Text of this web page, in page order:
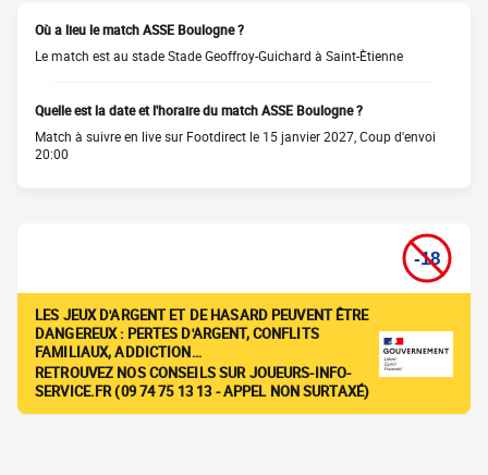
Où a lieu le match ASSE Boulogne ?
Le match est au stade Stade Geoffroy-Guichard à Saint-Ètienne
Quelle est la date et l'horaire du match ASSE Boulogne ?
Match à suivre en live sur Footdirect le 15 janvier 2027, Coup d'envoi
20:00
LES JEUX D'ARGENT ET DE HASARD PEUVENT ÊTRE
DANGEREUX : PERTES D'ARGENT, CONFLITS
FAMILIAUX, ADDICTION…
RETROUVEZ NOS CONSEILS SUR JOUEURS-INFO-
SERVICE.FR (09 74 75 13 13 - APPEL NON SURTAXÉ)